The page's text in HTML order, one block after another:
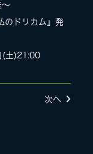
のドリカム』発
(土)21:00
次へ